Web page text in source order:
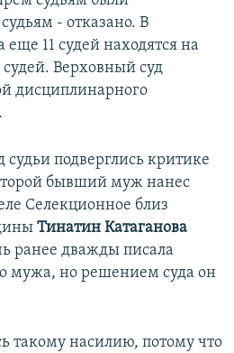
- отказано. В
11 судей находятся на
Верховный суд
дисциплинарного
подверглись критике
бывший муж нанес
Селекционное близ
Тинатин Катаганова
ранее дважды писала
мужа, но решением суда он
такому насилию, потому что